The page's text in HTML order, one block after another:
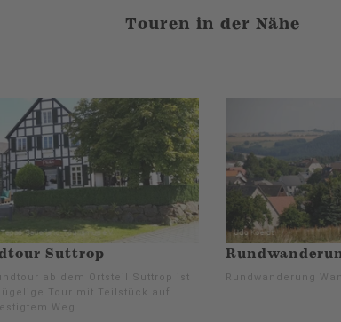
Touren in der Nähe
Suttrop
ab dem Ortsteil Suttrop ist
Tour mit Teilstück auf
Weg.
Rundwanderung